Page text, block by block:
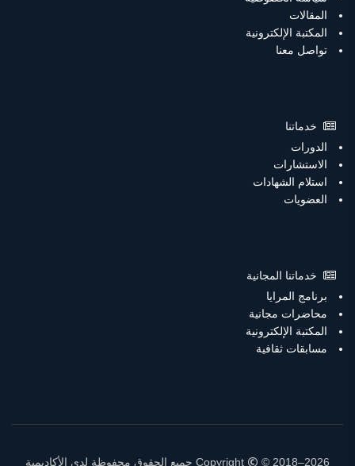
المقالات
المكتبة الإلكترونية
تواصل معنا
خدماتنا
الدورات
الاستشارات
استلام الشهادات
العضويات
خدماتنا المجانية
برنامج المرايا
محاضرات مجانية
المكتبة الإلكترونية
مسابقات ثقافية
Copyright © 2018–2026 جميع الحقوق محفوظة لدى الأكاديمية